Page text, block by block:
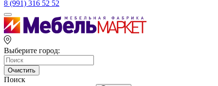
8 (991) 316 52 52
Выберите город:
Очистить
Поиск